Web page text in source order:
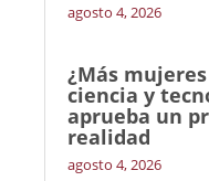
agosto 4, 2026
¿Más
ciencia y
aprueba un
realidad
agosto 4, 2026